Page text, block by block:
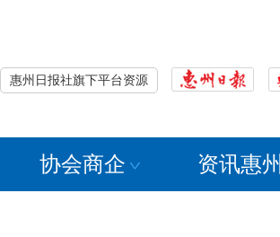
惠州日报社旗下平台资源
协会商企 资讯惠州